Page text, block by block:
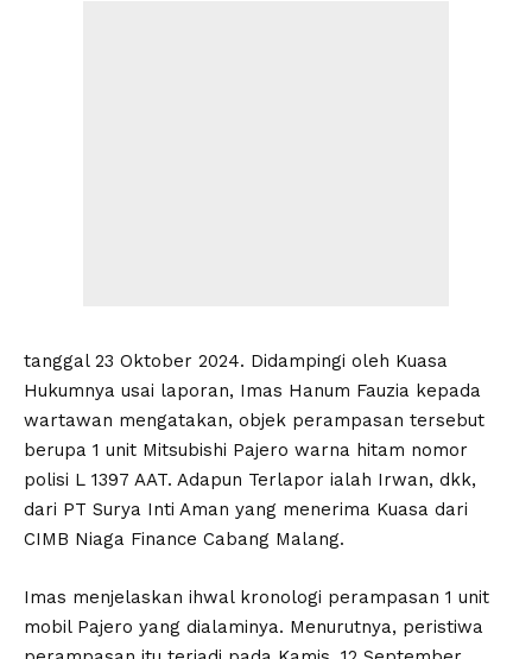
tanggal 23 Oktober 2024. Didampingi oleh Kuasa
Hukumnya usai laporan, Imas Hanum Fauzia kepada
wartawan mengatakan, objek perampasan tersebut
berupa 1 unit Mitsubishi Pajero warna hitam nomor
polisi L 1397 AAT. Adapun Terlapor ialah Irwan, dkk,
dari PT Surya Inti Aman yang menerima Kuasa dari
CIMB Niaga Finance Cabang Malang.
Imas menjelaskan ihwal kronologi perampasan 1 unit
mobil Pajero yang dialaminya. Menurutnya, peristiwa